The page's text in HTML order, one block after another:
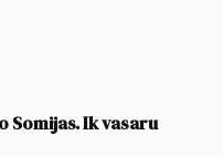
Somijas. Ik vasaru